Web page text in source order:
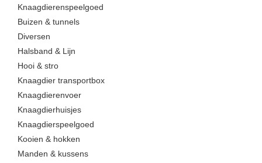
Knaagdierenspeelgoed
Buizen & tunnels
Diversen
Halsband & Lijn
Hooi & stro
Knaagdier transportbox
Knaagdierenvoer
Knaagdierhuisjes
Knaagdierspeelgoed
Kooien & hokken
Manden & kussens